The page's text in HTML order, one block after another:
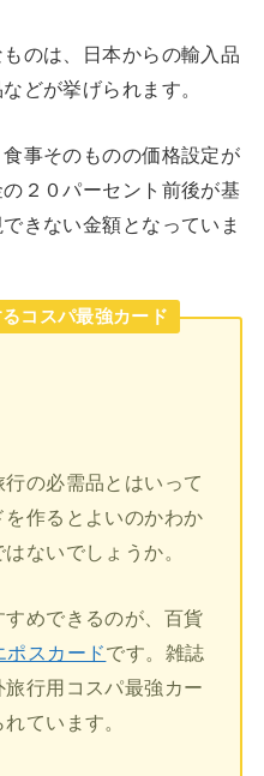
のは、日本からの輸入品
どが挙げられます。
事そのものの価格設定が
２０パーセント前後が基
きない金額となっていま
コスパ最強カード
の必需品とはいって
作るとよいのかわか
ないでしょうか。
めできるのが、百貨
ポスカードです。雑誌
行用コスパ最強カー
ています。